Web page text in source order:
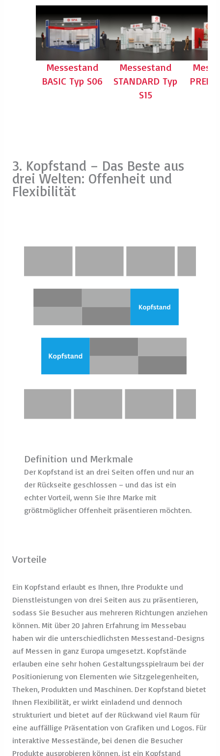
Messestand
BASIC Typ S06
Messestand
STANDARD Typ
S15
3. Kopfstand – Das Beste aus
drei Welten: Offenheit und
Flexibilität
Definition und Merkmale
Der Kopfstand ist an drei Seiten offen und nur an
der Rückseite geschlossen – und das ist ein
echter Vorteil, wenn Sie Ihre Marke mit
größtmöglicher Offenheit präsentieren möchten.
Vorteile
Ein Kopfstand erlaubt es Ihnen, Ihre Produkte und
Dienstleistungen von drei Seiten aus zu präsentieren,
sodass Sie Besucher aus mehreren Richtungen anziehen
können. Mit über 20 Jahren Erfahrung im Messebau
haben wir die unterschiedlichsten Messestand-Designs
auf Messen in ganz Europa umgesetzt. Kopfstände
erlauben eine sehr hohen Gestaltungsspielraum bei der
Positionierung von Elementen wie Sitzgelegenheiten,
Theken, Produkten und Maschinen. Der Kopfstand bietet
Ihnen Flexibilität, er wirkt einladend und dennoch
strukturiert und bietet auf der Rückwand viel Raum für
eine auffällige Präsentation von Grafiken und Logos. Für
interaktive Messestände, bei denen die Besucher
Produkte ausprobieren können, ist ein Kopfstand